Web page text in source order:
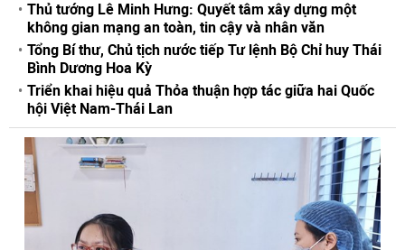
Thủ tướng Lê Minh Hưng: Quyết tâm xây dựng một
không gian mạng an toàn, tin cậy và nhân văn
Tổng Bí thư, Chủ tịch nước tiếp Tư lệnh Bộ Chỉ huy Thái
Bình Dương Hoa Kỳ
Triển khai hiệu quả Thỏa thuận hợp tác giữa hai Quốc
hội Việt Nam-Thái Lan